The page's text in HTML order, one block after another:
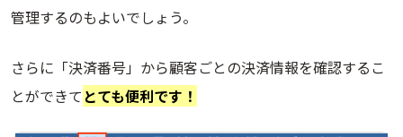
管理するのもよいでしょう。
さらに「決済番号」から顧客ごとの決済情報を確認するこ
とができてとても便利です！